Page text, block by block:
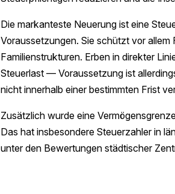
Die markanteste Neuerung ist eine
Voraussetzungen. Sie schützt vor
Familienstrukturen. Erben in direkter
Steuerlast — Voraussetzung ist
nicht innerhalb einer bestimmten Frist
Zusätzlich wurde eine
Das hat insbesondere Steuerzahler in
unter den Bewertungen städtischer